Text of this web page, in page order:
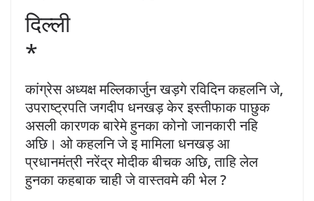
दिल्ली
*
कांग्रेस अध्यक्ष मल्लिकार्जुन खड़गे रविदिन कहलनि जे,
उपराष्ट्रपति जगदीप धनखड़ केर इस्तीफाक पाछुक
असली कारणक बारेमे हुनका कोनो जानकारी नहि
अछि। ओ कहलनि जे इ मामिला धनखड़ आ
प्रधानमंत्री नरेंद्र मोदीक बीचक अछि, ताहि लेल
हुनका कहबाक चाही जे वास्तवमे की भेल ?